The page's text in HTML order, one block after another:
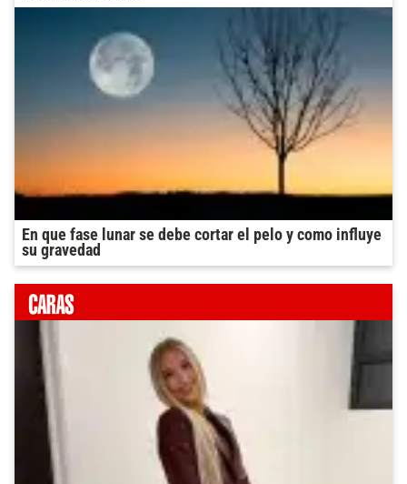
En que fase lunar se debe cortar el pelo y como influye
su gravedad